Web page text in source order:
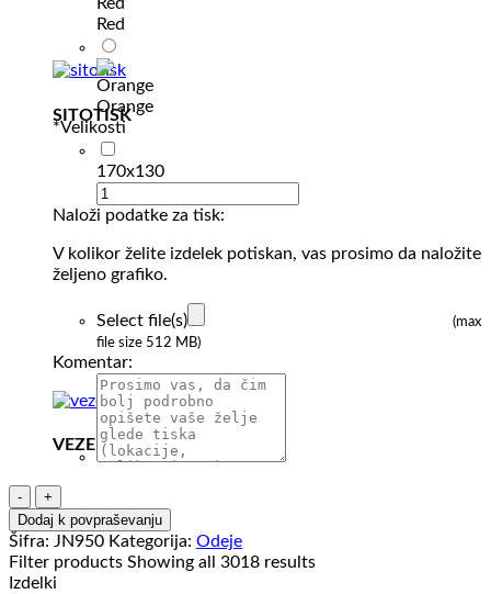
SITOTISK
VEZENJE
Red
Orange
*Velikosti
170x130
Naloži podatke za tisk:
V kolikor želite izdelek potiskan, vas prosimo da naložite
željeno grafiko.
Select file(s)
(max
file size 512 MB)
Komentar:
Odeja
J&N
Fleece
Blanket
količina
Dodaj k povpraševanju
Šifra: JN950 Kategorija: Odeje
Filter products Showing all 3018 results
Izdelki